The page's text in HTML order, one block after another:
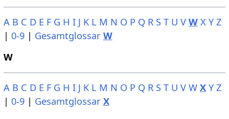
A B C D E F G H I J K L M N O P Q R S T U V W X Y Z
| 0-9| Gesamtglossar W
W
A B C D E F G H I J K L M N O P Q R S T U V W X Y Z
| 0-9| Gesamtglossar X